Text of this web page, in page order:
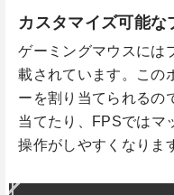
カスタマイズ可能な
ゲーミングマウスには
載されています。この
ーを割り当てられるの
当てたり、FPSではマ
操作がしやすくなりま